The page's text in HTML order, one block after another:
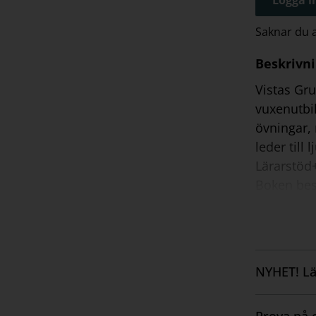
Saknar du
Vistas
övningar,
leder till
varvas
Vistas
NYHET!
Visa